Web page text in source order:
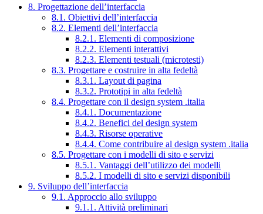
8. Progettazione dell’interfaccia
8.1. Obiettivi dell’interfaccia
8.2. Elementi dell’interfaccia
8.2.1. Elementi di composizione
8.2.2. Elementi interattivi
8.2.3. Elementi testuali (microtesti)
8.3. Progettare e costruire in alta fedeltà
8.3.1. Layout di pagina
8.3.2. Prototipi in alta fedeltà
8.4. Progettare con il design system .italia
8.4.1. Documentazione
8.4.2. Benefici del design system
8.4.3. Risorse operative
8.4.4. Come contribuire al design system .italia
8.5. Progettare con i modelli di sito e servizi
8.5.1. Vantaggi dell’utilizzo dei modelli
8.5.2. I modelli di sito e servizi disponibili
9. Sviluppo dell’interfaccia
9.1. Approccio allo sviluppo
9.1.1. Attività preliminari